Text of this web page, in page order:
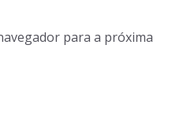
para a próxima